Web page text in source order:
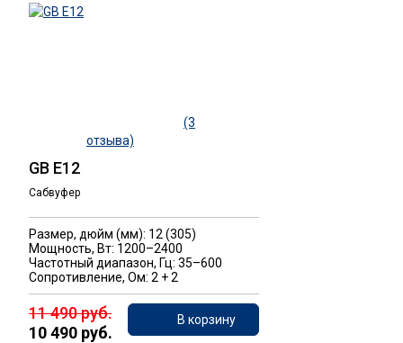
(3
отзыва)
GB E12
Сабвуфер
Размер, дюйм (мм): 12 (305)
Мощность, Вт: 1200–2400
Частотный диапазон, Гц: 35–600
Сопротивление, Ом: 2 + 2
11 490 руб.
10 490 руб.
В корзину